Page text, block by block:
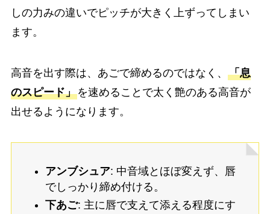
しの力みの違いでピッチが大きく上ずってしまい
ます。
高音を出す際は、あごで締めるのではなく、 「息
のスピード」を速めることで太く艶のある高音が
出せるようになります。
アンブシュア: 中音域とほぼ変えず、唇
でしっかり締め付ける。
下あご: 主に唇で支えて添える程度にす